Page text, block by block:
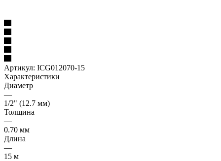
Артикул: ICG012070-15
Характеристики
Диаметр
—
1/2" (12.7 мм)
Толщина
—
0.70 мм
Длина
—
15 м